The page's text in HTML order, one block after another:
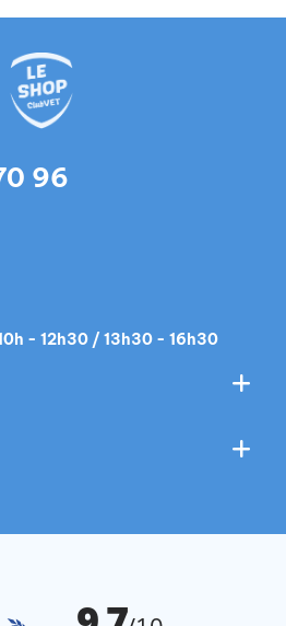
96
- 12h30 / 13h30 - 16h30